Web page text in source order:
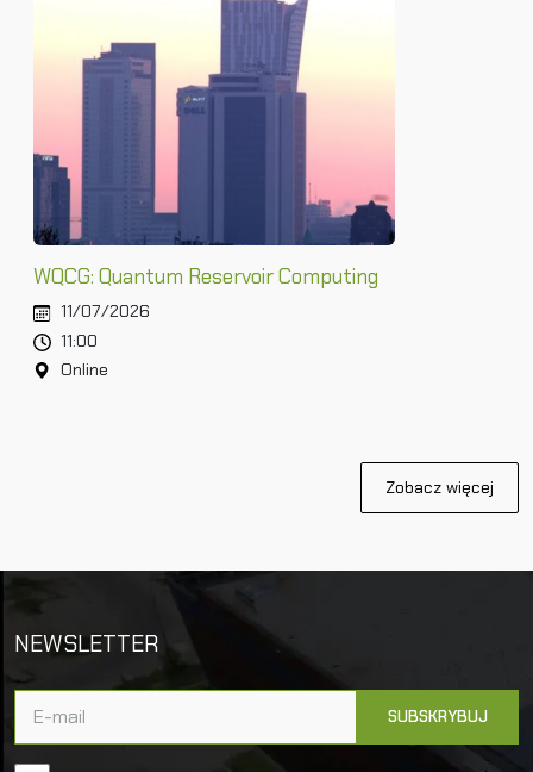
WQCG: Quantum Reservoir Computing
11/07/2026
11:00
Online
Zobacz więcej
NEWSLETTER